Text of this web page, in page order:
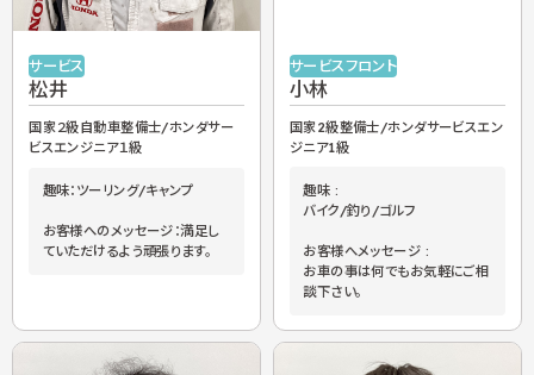
サービス
松井
国家２級自動車整備士/ホンダサー
ビスエンジニア１級
趣味：ツーリング/キャンプ
お客様へのメッセージ：満足し
ていただけるよう頑張ります。
サービスフロント
小林
国家2級整備士/ホンダサービスエン
ジニア1級
趣味 :
バイク/釣り/ゴルフ
お客様へメッセージ :
お車の事は何でもお気軽にご相
談下さい。